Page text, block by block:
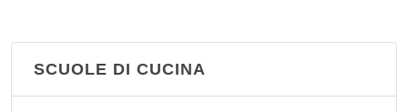
SCUOLE DI CUCINA